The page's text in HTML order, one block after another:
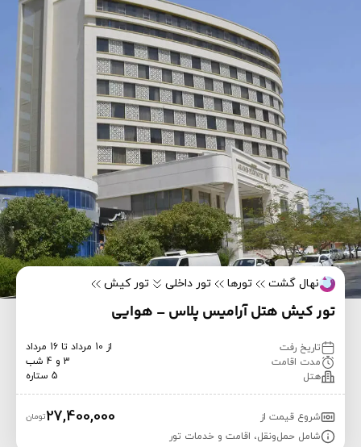
نهال گشت تورها تور داخلی تور کیش
تور کیش هتل آرامیس پلاس – هوایی
تاریخ رفت
از 10 مرداد تا 16 مرداد
مدت اقامت
3 و 4 شب
هتل
5 ستاره
شروع قیمت از 27,400,000تومان
شامل حمل‌ونقل، اقامت و خدمات تور